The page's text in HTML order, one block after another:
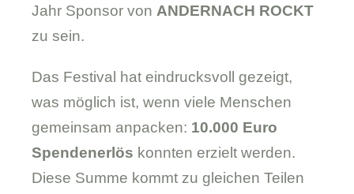
Jahr Sponsor von ANDERNACH ROCKT
zu sein.
Das Festival hat eindrucksvoll gezeigt,
was möglich ist, wenn viele Menschen
gemeinsam anpacken: 10.000 Euro
Spendenerlös konnten erzielt werden.
Diese Summe kommt zu gleichen Teilen